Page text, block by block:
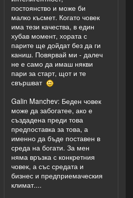
досега не е
могъл да ме
убеди, че беден
човек може да
стане богат без
пари. Че нали
само да си
наемеш
помещение, да
разрешителни и
т. н. се искат
ПАРИ! (За някои
дейности дори
ти искат да
представиш
доказателство,
че имаш
достатъчно пари
в банката, за да
постоянство и може би
малко късмет. Когато човек
има тези качества, в един
хубав момент, хората с
парите ще дойдат без да ги
каниш. Повярвай ми - далеч
не е само да имаш някви
пари за старт, щот и те
свършват
Galin Manchev: Беден човек
може да забогатее, ако е
създадена преди това
предпоставка за това, а
именно да бъде поставен в
среда на богати. За мен
няма връзка с конкретния
човек, а със средата и
бизнес и предприемаческия
климат....